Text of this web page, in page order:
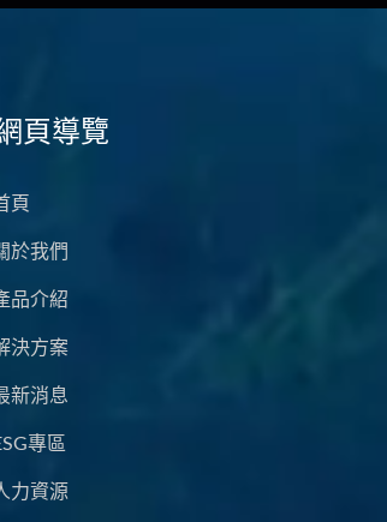
頁導覽
頁
於我們
品介紹
決方案
新消息
專區
力資源